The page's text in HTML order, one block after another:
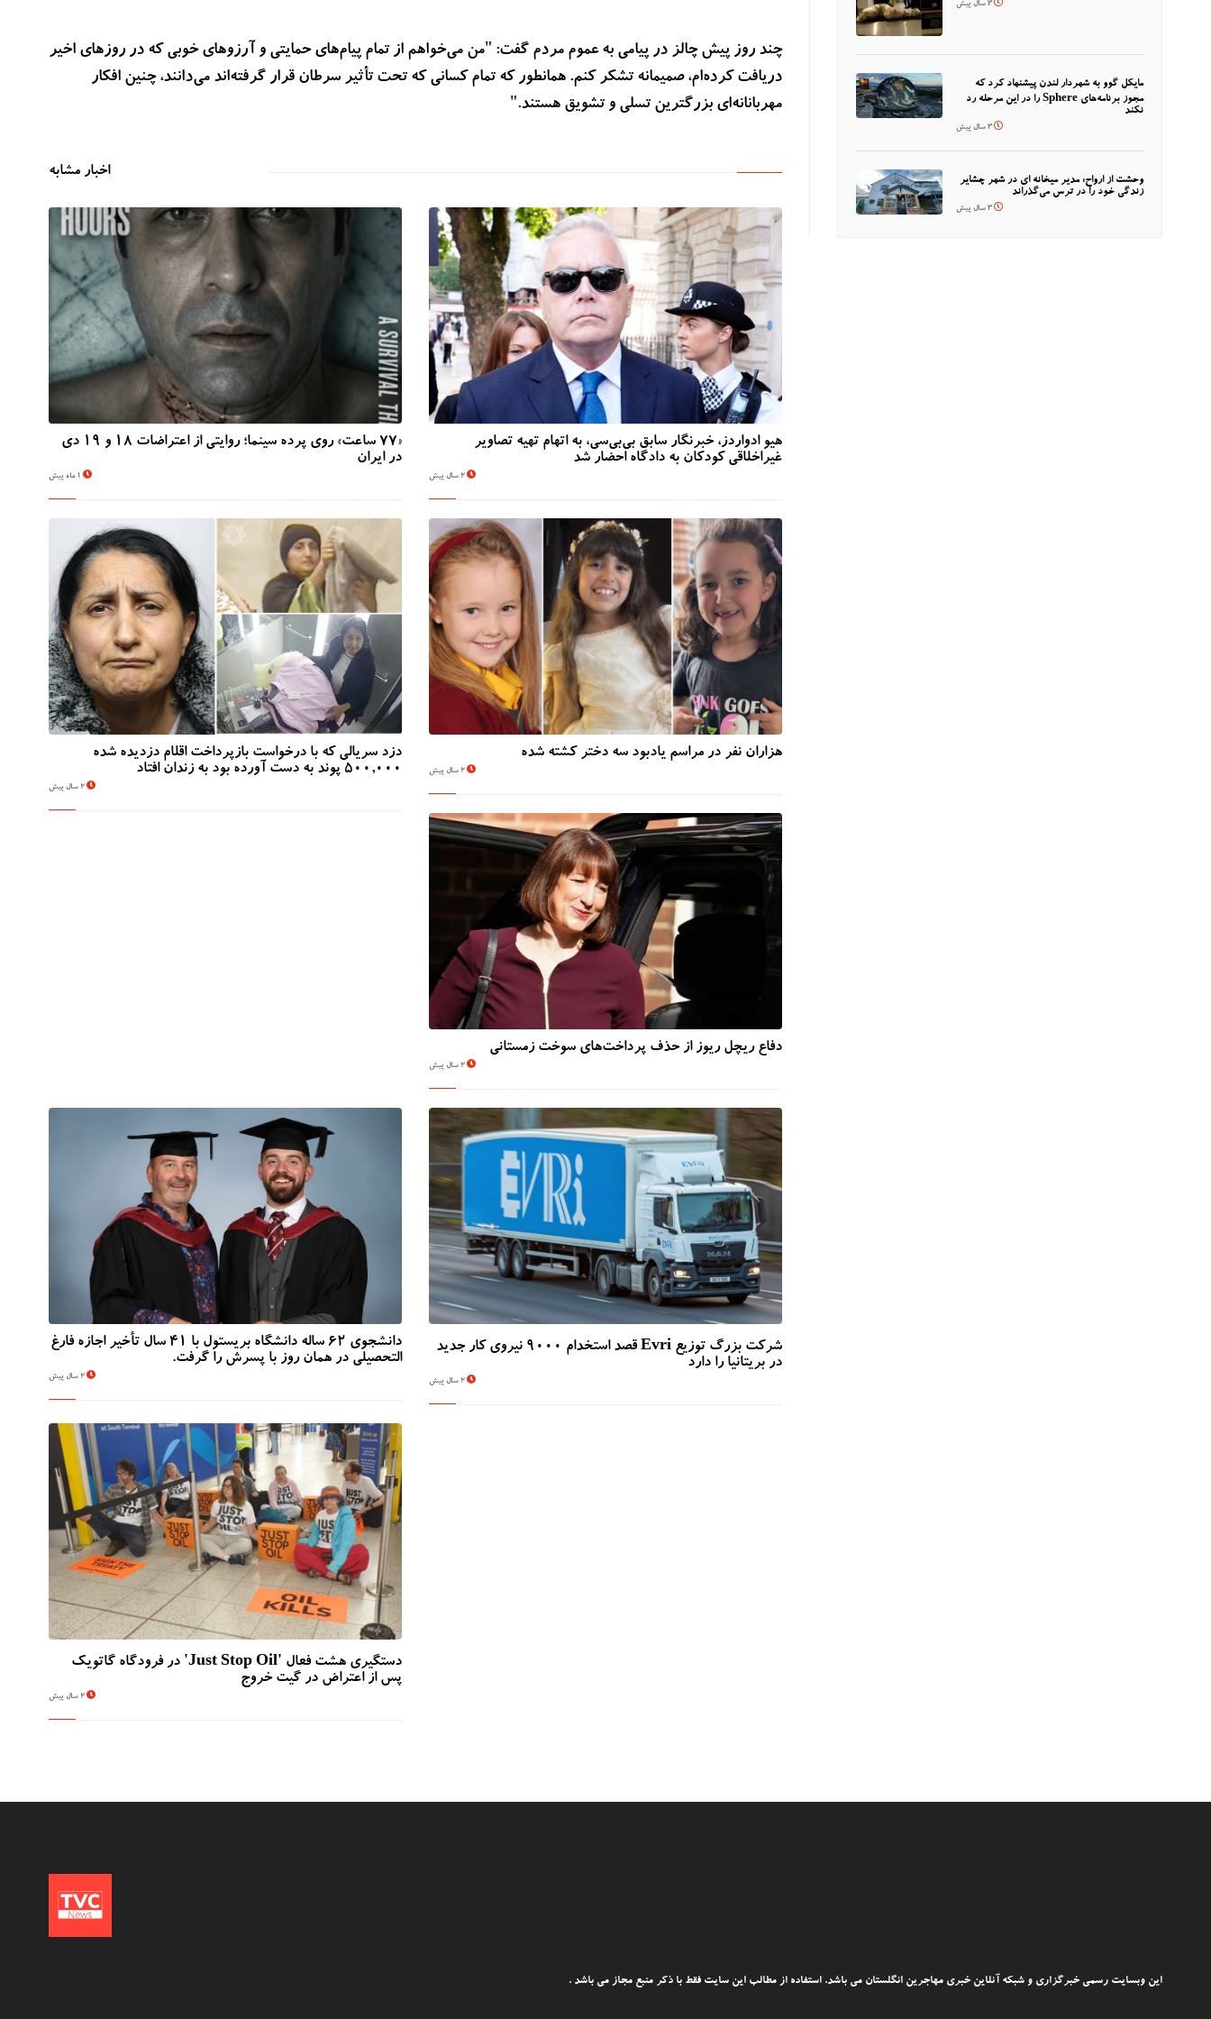
چند روز پیش چالز در پیامی به عموم مردم گفت: "من می‌خواهم از تمام پیام‌های حمایتی و آرزوهای خوبی که در روزهای اخیر
دریافت کرده‌ام، صمیمانه تشکر کنم. همانطور که تمام کسانی که تحت تأثیر سرطان قرار گرفته‌اند می‌دانند، چنین افکار
مهربانانه‌ای بزرگترین تسلی و تشویق هستند."
اخبار مشابه
«۷۷ ساعت» روی پرده سینما؛ روایتی از اعتراضات ۱۸ و ۱۹ دی
در ایران
هیو ادواردز، خبرنگار سابق بی‌بی‌سی، به اتهام تهیه تصاویر
غیراخلاقی کودکان به دادگاه احضار شد
2 سال پیش
دزد سریالی که با درخواست بازپرداخت اقلام دزدیده شده
500,000 پوند به دست آورده بود به زندان افتاد
2 سال پیش
هزاران نفر در مراسم یادبود سه دختر کشته شده
2 سال پیش
دفاع ریچل ریوز از حذف پرداخت‌های سوخت زمستانی
2 سال پیش
دانشجوی 62 ساله دانشگاه بریستول با 41 سال تأخیر اجازه فارغ
التحصیلی در همان روز با پسرش را گرفت.
2 سال پیش
شرکت بزرگ توزیع Evri قصد استخدام ۹۰۰۰ نیروی کار جدید
در بریتانیا را دارد
2 سال پیش
دستگیری هشت فعال 'Just Stop Oil' در فرودگاه گاتویک
پس از اعتراض در گیت خروج
2 سال پیش
3 سال پیش
مایکل گوو به شهردار لندن پیشنهاد کرد که
مجوز برنامه‌های Sphere را در این مرحله رد
نکند
3 سال پیش
وحشت از ارواح: مدیر میخانه ای در شهر چشایر
زندگی خود را در ترس می‌گذراند
3 سال پیش
این وبسایت رسمی خبرگزاری و شبکه آنلاین خبری مهاجرین انگلستان می باشد. استفاده از مطالب این سایت فقط با ذکر منبع مجاز می باشد .